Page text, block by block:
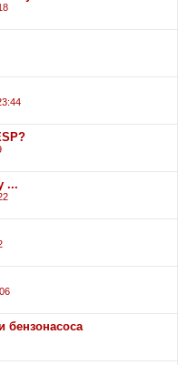
...
бензонасоса